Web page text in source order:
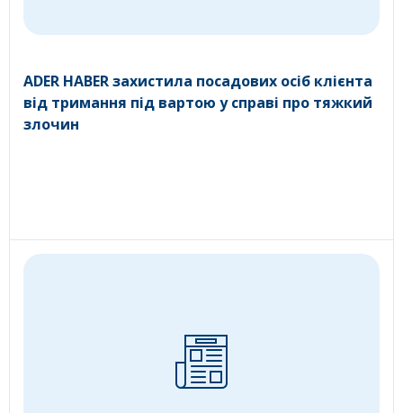
ADER HABER захистила посадових осіб клієнта
від тримання під вартою у справі про тяжкий
злочин